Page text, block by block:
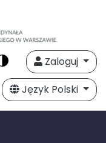
Zaloguj
Język Polski